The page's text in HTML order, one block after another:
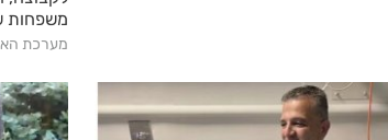
משפחות
מערכת